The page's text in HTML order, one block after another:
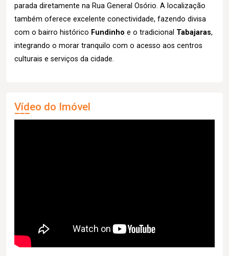
parada diretamente na Rua General Osório. A localização
também oferece excelente conectividade, fazendo divisa
com o bairro histórico Fundinho e o tradicional Tabajaras,
integrando o morar tranquilo com o acesso aos centros
culturais e serviços da cidade.
Vídeo do Imóvel